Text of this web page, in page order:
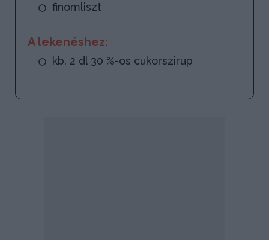
finomliszt
A lekenéshez:
kb. 2 dl 30 %-os cukorszirup